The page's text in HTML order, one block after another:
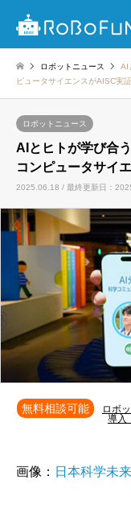
ロボットニュース
AI
ピュータサイエンスがAISC実
ロボットニュース
AIとヒトが学び合
コンピュータサイ
2025.06.18 / 最終更新日：
無料相談可能
ロボ
導入
画像： 日本科学未